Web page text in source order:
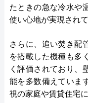
たときの急な冷水や
使い心地が実現されて
さらに、追い焚き配
を搭載した機種も多
く評価されており、
能を多数備えていま
視の家庭や賃貸住宅